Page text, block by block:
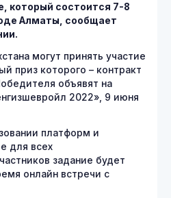
который состоится 7-8
Алматы, сообщает
могут принять участие
приз которого – контракт
объявят на
2022», 9 июня
платформ и
для всех
задание будет
онлайн встречи с